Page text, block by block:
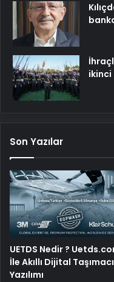
ikinci
Son Yazılar
UETDS Nedir ?
İle Akıllı Dijital
Yazılımı